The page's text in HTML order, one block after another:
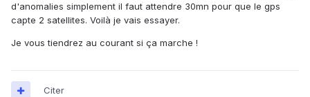
d'anomalies simplement il faut attendre 30mn pour que le gps
capte 2 satellites. Voilà je vais essayer.
Je vous tiendrez au courant si ça marche !
Citer